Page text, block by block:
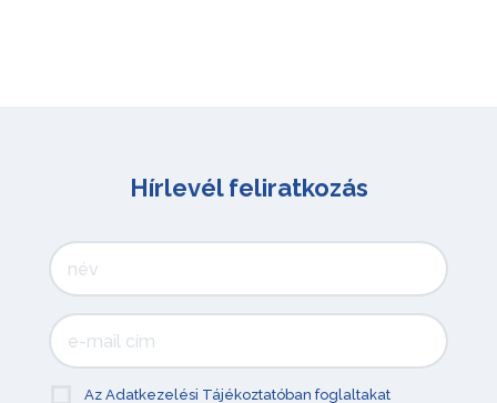
Hírlevél feliratkozás
Az Adatkezelési Tájékoztatóban foglaltakat